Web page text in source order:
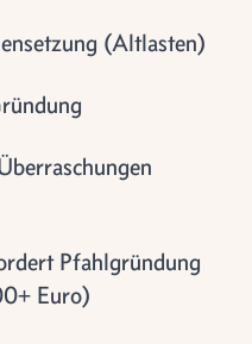
(Altlasten)
Pfahlgründung
Euro)